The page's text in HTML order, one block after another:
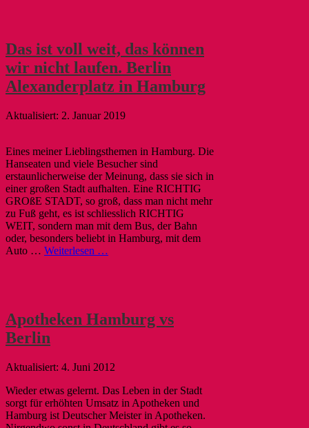
Das ist voll weit, das können
wir nicht laufen. Berlin
Alexanderplatz in Hamburg
2. Januar 2019
Eines meiner Lieblingsthemen in Hamburg. Die
Hanseaten und viele Besucher sind
erstaunlicherweise der Meinung, dass sie sich in
einer großen Stadt aufhalten. Eine RICHTIG
GROßE STADT, so groß, dass man nicht mehr
zu Fuß geht, es ist schliesslich RICHTIG
WEIT, sondern man mit dem Bus, der Bahn
oder, besonders beliebt in Hamburg, mit dem
Auto … Weiterlesen …
Apotheken Hamburg vs
Berlin
4. Juni 2012
Wieder etwas gelernt. Das Leben in der Stadt
sorgt für erhöhten Umsatz in Apotheken und
Hamburg ist Deutscher Meister in Apotheken.